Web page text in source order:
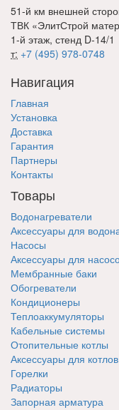
51-й км внешней
ТВК «ЭлитСтрой
1-й этаж, стенд D-14/1
т: +7 (495) 978-0748
Навигация
Главная
Установка
Доставка
Гарантия
Партнеры
Контакты
Товары
Водонагреватели
Аксессуары для
Насосы
Аксессуары для
Мембранные баки
Обогреватели
Кондиционеры
Теплоаккумуляторы
Кабельные системы
Отопительные котлы
Аксессуары для котлов
Горелки
Радиаторы
Запорная арматура